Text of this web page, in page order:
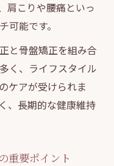
肩こりや腰痛といっ
可能です。
と骨盤矯正を組み合
く、ライフスタイル
ケアが受けられま
、長期的な健康維持
重要ポイント